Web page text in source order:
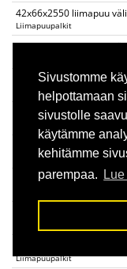
Sivustomme
helpottamaan
sivustolle
käytämme
kehitämme
parempaa.
42x66x2550 liimapuu
Liimapuupalkit
42x66x3000 liimapuu
90x90x4000
Liimapuupalkit
115x115x3000
140x140 liimapuupalkki
Liimapuupalkit
90x225 liimapuupalkki
90x270 liimapuupalkki
Liimapuupalkit